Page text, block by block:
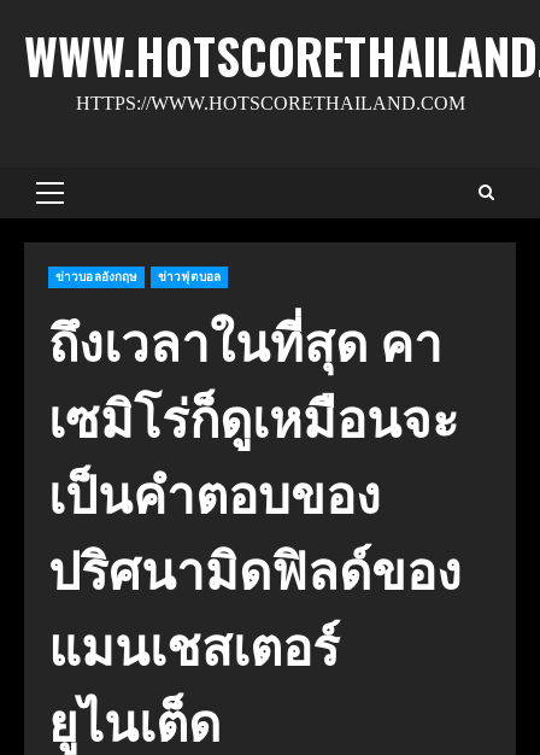
content
HTTPS://WWW.HOTSCORETHAILAND.COM
Primary
ข่าวบอลอังกฤษ ข่าวฟุตบอล
ถึงเวลาในที่สุด คา
เซมิโร่ก็ดูเหมือนจะ
เป็นคำตอบของ
ปริศนามิดฟิลด์ของ
แมนเชสเตอร์
ยูไนเต็ด